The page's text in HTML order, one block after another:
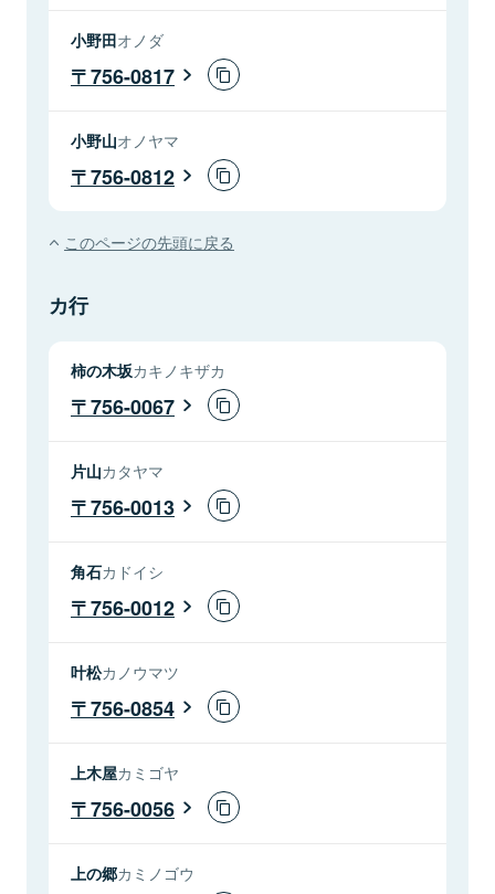
小野田オノダ
756-0817
小野山オノヤマ
756-0812
このページの先頭に戻る
カ行
柿の木坂カキノキザカ
756-0067
片山カタヤマ
756-0013
角石カドイシ
756-0012
叶松カノウマツ
756-0854
上木屋カミゴヤ
756-0056
上の郷カミノゴウ